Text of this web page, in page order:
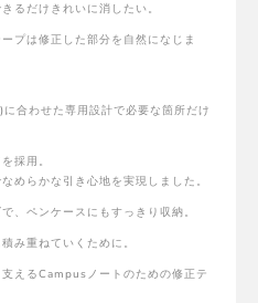
るだけきれいに消したい。
プは修正した部分を自然になじま
合わせた専用設計で必要な箇所だけ
採用。
めらかな引き心地を実現しました。
、ペンケースにもすっきり収納。
み重ねていくために。
えるCampusノートのための修正テ